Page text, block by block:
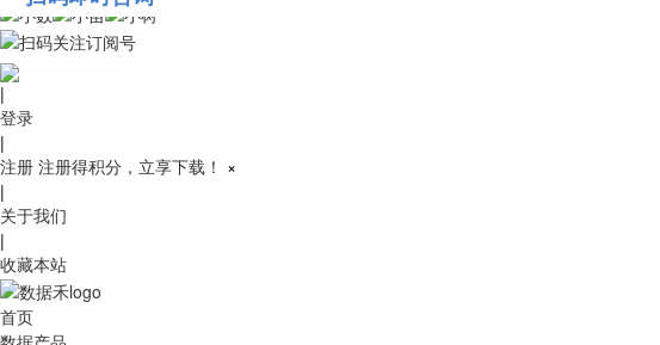
010-53689091
|
登录
|
注册 注册得积分，立享下载！ ×
|
关于我们
|
收藏本站
首页